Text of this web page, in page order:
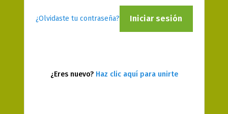
¿Olvidaste tu contraseña? Iniciar sesión
¿Eres nuevo? Haz clic aquí para unirte